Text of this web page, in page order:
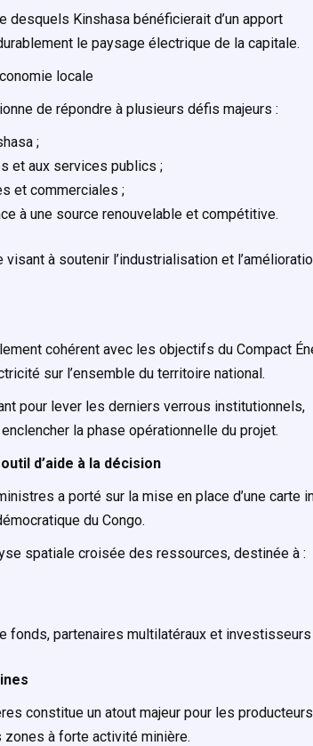
desquels Kinshasa bénéficierait d’un apport
le paysage électrique de la capitale.
locale
de répondre à plusieurs défis majeurs :
;
et aux services publics ;
et commerciales ;
à une source renouvelable et compétitive.
à soutenir l’industrialisation et
cohérent avec les objectifs du Compact
sur l’ensemble du territoire national.
pour lever les derniers verrous institutionnels,
la phase opérationnelle du projet.
d’aide à la décision
a porté sur la mise en place d’une carte
du Congo.
spatiale croisée des ressources, destinée à :
fonds, partenaires multilatéraux et
constitue un atout majeur pour les producteurs
zones à forte activité minière.